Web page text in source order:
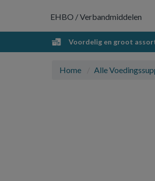
EHBO / Verbandmiddelen
Voordelig en groot
Home Alle